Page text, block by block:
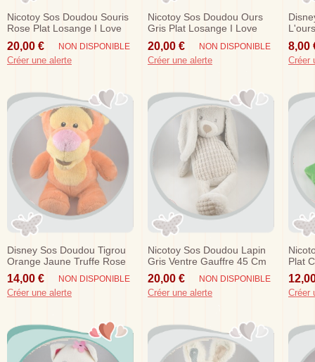
Nicotoy Sos Doudou Souris
Rose Plat Losange I Love
Mum Dad
20,00 € NON DISPONIBLE
Créer une alerte
Nicotoy Sos Doudou Ours
Gris Plat Losange I Love
Mum Dad
20,00 € NON DISPONIBLE
Créer une alerte
8,00
Créer
Disney Sos Doudou Tigrou
Orange Jaune Truffe Rose
Peluche Simba
14,00 € NON DISPONIBLE
Créer une alerte
Nicotoy Sos Doudou Lapin
Gris Ventre Gauffre 45 Cm
20,00 € NON DISPONIBLE
Créer une alerte
Plat
Rond
Créer